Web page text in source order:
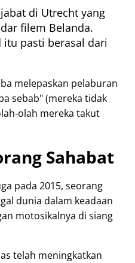
di Utrecht yang
filem Belanda.
pasti berasal dari
melepaskan pelaburan
sebab (mereka tidak
olah mereka takut
Sahabat
pada 2015, seorang
dunia dalam keadaan
motosikalnya di siang
telah meningkatkan